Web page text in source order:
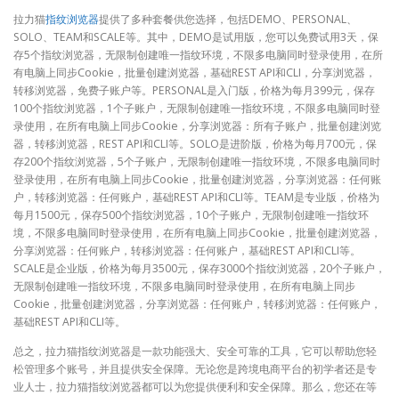
拉力猫指纹浏览器提供了多种套餐供您选择，包括DEMO、PERSONAL、
SOLO、TEAM和SCALE等。其中，DEMO是试用版，您可以免费试用3天，保
存5个指纹浏览器，无限制创建唯一指纹环境，不限多电脑同时登录使用，在所
有电脑上同步Cookie，批量创建浏览器，基础REST API和CLI，分享浏览器，
转移浏览器，免费子账户等。PERSONAL是入门版，价格为每月399元，保存
100个指纹浏览器，1个子账户，无限制创建唯一指纹环境，不限多电脑同时登
录使用，在所有电脑上同步Cookie，分享浏览器：所有子账户，批量创建浏览
器，转移浏览器，REST API和CLI等。SOLO是进阶版，价格为每月700元，保
存200个指纹浏览器，5个子账户，无限制创建唯一指纹环境，不限多电脑同时
登录使用，在所有电脑上同步Cookie，批量创建浏览器，分享浏览器：任何账
户，转移浏览器：任何账户，基础REST API和CLI等。TEAM是专业版，价格为
每月1500元，保存500个指纹浏览器，10个子账户，无限制创建唯一指纹环
境，不限多电脑同时登录使用，在所有电脑上同步Cookie，批量创建浏览器，
分享浏览器：任何账户，转移浏览器：任何账户，基础REST API和CLI等。
SCALE是企业版，价格为每月3500元，保存3000个指纹浏览器，20个子账户，
无限制创建唯一指纹环境，不限多电脑同时登录使用，在所有电脑上同步
Cookie，批量创建浏览器，分享浏览器：任何账户，转移浏览器：任何账户，
基础REST API和CLI等。
总之，拉力猫指纹浏览器是一款功能强大、安全可靠的工具，它可以帮助您轻
松管理多个账号，并且提供安全保障。无论您是跨境电商平台的初学者还是专
业人士，拉力猫指纹浏览器都可以为您提供便利和安全保障。那么，您还在等